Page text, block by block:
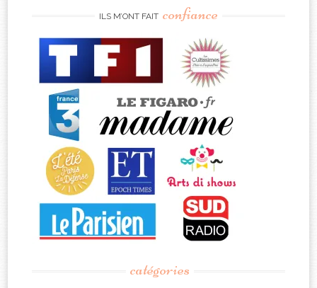
ILS M’ONT FAIT confiance
catégories